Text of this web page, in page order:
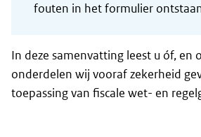
fouten in het formulier
In deze samenvatting leest u óf, en
onderdelen wij vooraf zekerheid
toepassing van fiscale wet- en